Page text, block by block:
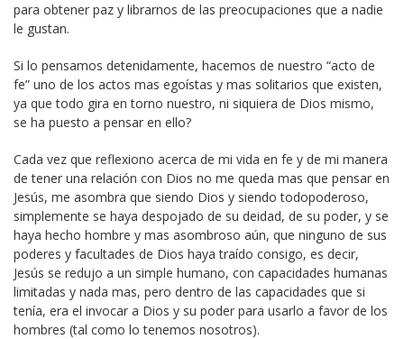
para obtener paz y librarnos de las preocupaciones que a nadie
le gustan.
Si lo pensamos detenidamente, hacemos de nuestro “acto de
fe” uno de los actos mas egoístas y mas solitarios que existen,
ya que todo gira en torno nuestro, ni siquiera de Dios mismo,
se ha puesto a pensar en ello?
Cada vez que reflexiono acerca de mi vida en fe y de mi manera
de tener una relación con Dios no me queda mas que pensar en
Jesús, me asombra que siendo Dios y siendo todopoderoso,
simplemente se haya despojado de su deidad, de su poder, y se
haya hecho hombre y mas asombroso aún, que ninguno de sus
poderes y facultades de Dios haya traído consigo, es decir,
Jesús se redujo a un simple humano, con capacidades humanas
limitadas y nada mas, pero dentro de las capacidades que si
tenía, era el invocar a Dios y su poder para usarlo a favor de los
hombres (tal como lo tenemos nosotros).